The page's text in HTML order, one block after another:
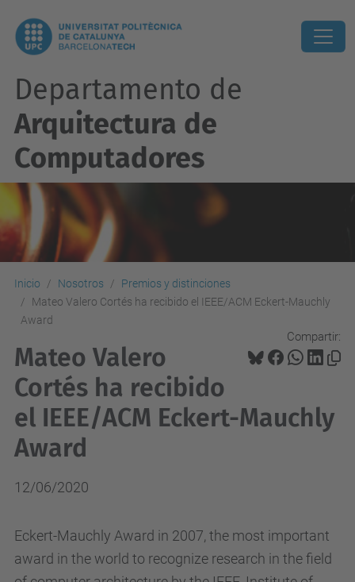
Departamento de
Arquitectura de
Computadores
Inicio Nosotros
Premios y distinciones
Mateo Valero Cortés ha recibido el IEEE/ACM Eckert-Mauchly
Award
Compartir:
Mateo Valero
Cortés ha recibido
el IEEE/ACM Eckert-Mauchly
Award
12/06/2020
Eckert-Mauchly Award in 2007, the most important
award in the world to recognize research in the field